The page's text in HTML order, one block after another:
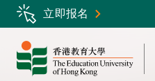
Skip
to
main
content
立即报名